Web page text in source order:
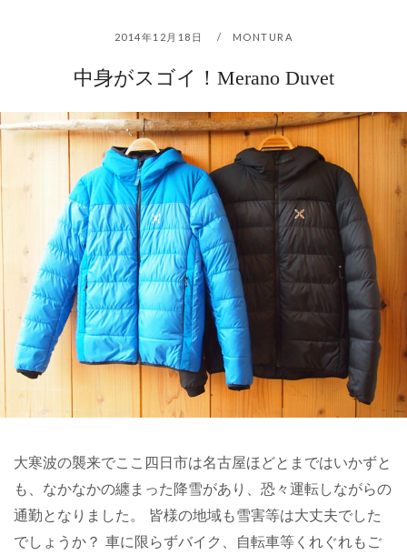
2014年12月18日 MONTURA
中身がスゴイ！Merano Duvet
大寒波の襲来でここ四日市は名古屋ほどとまではいかずと
も、なかなかの纏まった降雪があり、恐々運転しながらの
通勤となりました。 皆様の地域も雪害等は大丈夫でした
でしょうか？ 車に限らずバイク、自転車等くれぐれもご